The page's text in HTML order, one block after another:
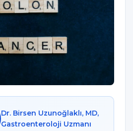
Dr. Birsen Uzunoğlaklı, MD,
Gastroenteroloji Uzmanı